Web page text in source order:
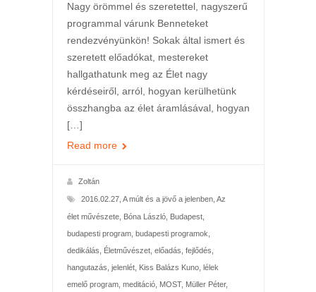
Nagy örömmel és szeretettel, nagyszerű
programmal várunk Benneteket
rendezvényünkön! Sokak által ismert és
szeretett előadókat, mestereket
hallgathatunk meg az Élet nagy
kérdéseiről, arról, hogyan kerülhetünk
összhangba az élet áramlásával, hogyan
[…]
Read more
Zoltán
2016.02.27, A múlt és a jövő a jelenben, Az
élet művészete, Bóna László, Budapest,
budapesti program, budapesti programok
dedikálás
Életművészet, előadás fejlődés
hangutazás jelenlét, Kiss Balázs Kuno, lélek
emelő program, meditáció, MOST, Müller Péter,